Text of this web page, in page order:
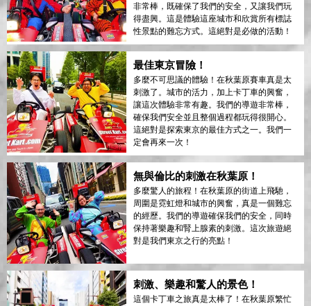
非常棒，既確保了我們的安全，又讓我們玩
得盡興。這是體驗這座城市和欣賞所有標誌
性景點的難忘方式。這絕對是必做的活動！
最佳東京冒險！
多麼不可思議的體驗！在秋葉原賽車真是太
刺激了。城市的活力，加上卡丁車的興奮，
讓這次體驗非常有趣。我們的導遊非常棒，
確保我們安全並且整個過程都玩得很開心。
這絕對是探索東京的最佳方式之一。我們一
定會再來一次！
無與倫比的刺激在秋葉原！
多麼驚人的旅程！在秋葉原的街道上飛馳，
周圍是霓虹燈和城市的興奮，真是一個難忘
的經歷。我們的導遊確保我們的安全，同時
保持著樂趣和腎上腺素的刺激。這次旅遊絕
對是我們東京之行的亮點！
刺激、樂趣和驚人的景色！
這個卡丁車之旅真是太棒了！在秋葉原繁忙